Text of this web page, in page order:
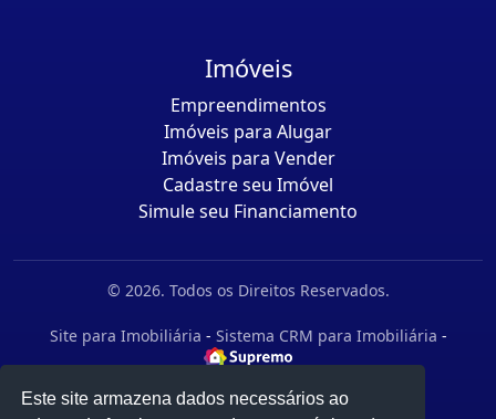
Este site armazena dados necessários ao
Imóveis
Empreendimentos
Imóveis para Alugar
Imóveis para Vender
Cadastre seu Imóvel
Simule seu Financiamento
© 2026. Todos os Direitos Reservados.
Site para Imobiliária - Sistema CRM para Imobiliária -